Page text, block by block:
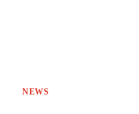
NEWS